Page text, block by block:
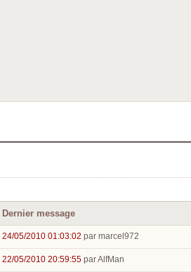
Dernier message
24/05/2010 01:03:02 par marcel972
22/05/2010 20:59:55 par AlfMan